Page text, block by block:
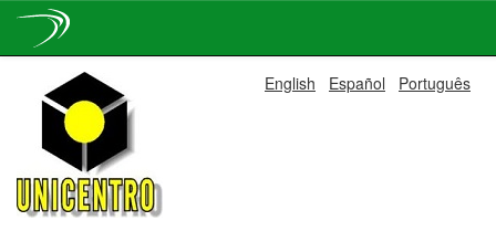
navigation
English Español Português